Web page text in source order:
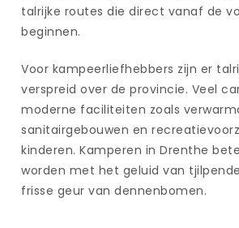
talrijke routes die direct vanaf de
beginnen.
Voor kampeerliefhebbers zijn er
verspreid over de provincie. Veel
moderne faciliteiten zoals
sanitairgebouwen en
kinderen. Kamperen in Drenthe
worden met het geluid van
frisse geur van dennenbomen.